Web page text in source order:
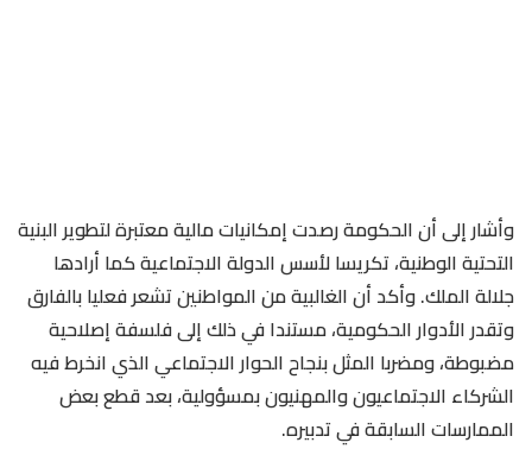
وأشار إلى أن الحكومة رصدت إمكانيات مالية معتبرة لتطوير البنية
التحتية الوطنية، تكريسا لأسس الدولة الاجتماعية كما أرادها
جلالة الملك. وأكد أن الغالبية من المواطنين تشعر فعليا بالفارق
وتقدر الأدوار الحكومية، مستندا في ذلك إلى فلسفة إصلاحية
مضبوطة، ومضربا المثل بنجاح الحوار الاجتماعي الذي انخرط فيه
الشركاء الاجتماعيون والمهنيون بمسؤولية، بعد قطع بعض
الممارسات السابقة في تدبيره.